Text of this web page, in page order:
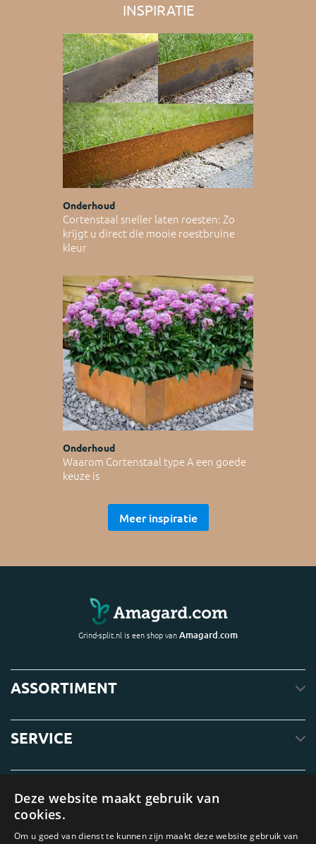
INSPIRATIE
Onderhoud
Cortenstaal sneller laten roesten: Zo
krijgt u direct die mooie roestbruine
kleur
Onderhoud
Waarom Cortenstaal type A een goede
keuze is
Meer inspiratie
Grind-split.nl is een shop vanAmagard.com
ASSORTIMENT
SERVICE
Deze website maakt gebruik van
cookies.
Om u goed van dienst te kunnen zijn maakt deze website gebruik van